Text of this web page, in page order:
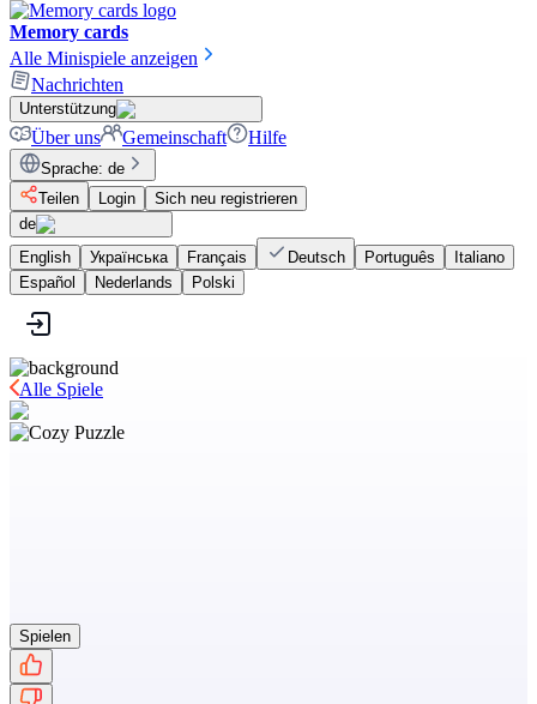
Memory cards
Alle Minispiele anzeigen
Nachrichten
Unterstützung
Über uns Gemeinschaft Hilfe
Sprache: de
Teilen
Login
Sich neu registrieren
de
English
Українська Français Deutsch Português
Italiano
Español
Nederlands Polski
Alle Spiele
Spielen